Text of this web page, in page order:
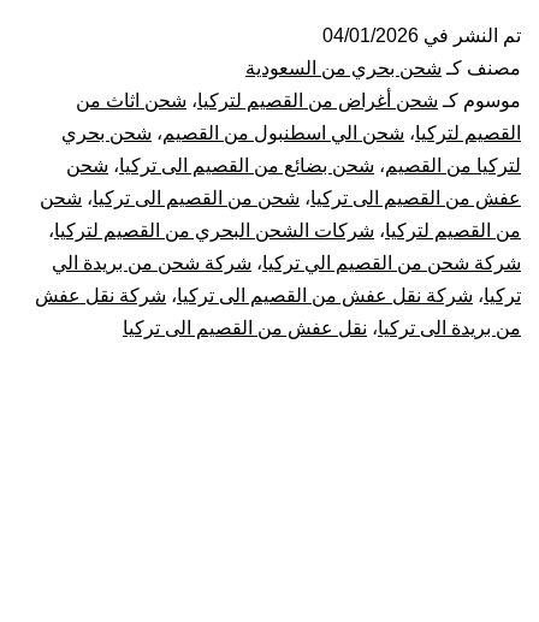
القصيم
الي
تركيا
|
نقل
تم النشر في 04/01/2026
مصنف كـ شحن بحري من السعودية
موسوم كـ شحن أغراض من القصيم لتركيا، شحن اثاث من
القصيم لتركيا، شحن الي اسطنبول من القصيم، شحن بحري
لتركيا من القصيم، شحن بضائع من القصيم الى تركيا، شحن
عفش من القصيم الى تركيا، شحن من القصيم الى تركيا، شحن
من القصيم لتركيا، شركات الشحن البحري من القصيم لتركيا،
شركة شحن من القصيم الي تركيا، شركة شحن من بريدة الي
تركيا، شركة نقل عفش من القصيم الى تركيا، شركة نقل عفش
من بريدة الى تركيا، نقل عفش من القصيم الى تركيا